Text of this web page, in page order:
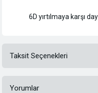
6D yırtılmaya karşı
Taksit Seçenekleri
Yorumlar